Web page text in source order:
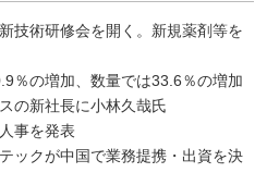
技術研修会を開く。新規薬剤等を
％の増加、数量では33.6％の増加
の新社長に小林久哉氏
事を発表
ックが中国で業務提携・出資を決